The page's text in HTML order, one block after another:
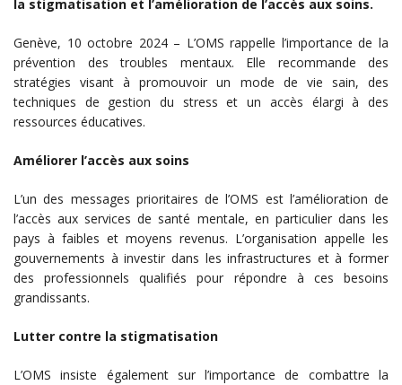
la stigmatisation et l’amélioration de l’accès aux soins.
Genève, 10 octobre 2024 – L’OMS rappelle l’importance de la
prévention des troubles mentaux. Elle recommande des
stratégies visant à promouvoir un mode de vie sain, des
techniques de gestion du stress et un accès élargi à des
ressources éducatives.
Améliorer l’accès aux soins
L’un des messages prioritaires de l’OMS est l’amélioration de
l’accès aux services de santé mentale, en particulier dans les
pays à faibles et moyens revenus. L’organisation appelle les
gouvernements à investir dans les infrastructures et à former
des professionnels qualifiés pour répondre à ces besoins
grandissants.
Lutter contre la stigmatisation
L’OMS insiste également sur l’importance de combattre la